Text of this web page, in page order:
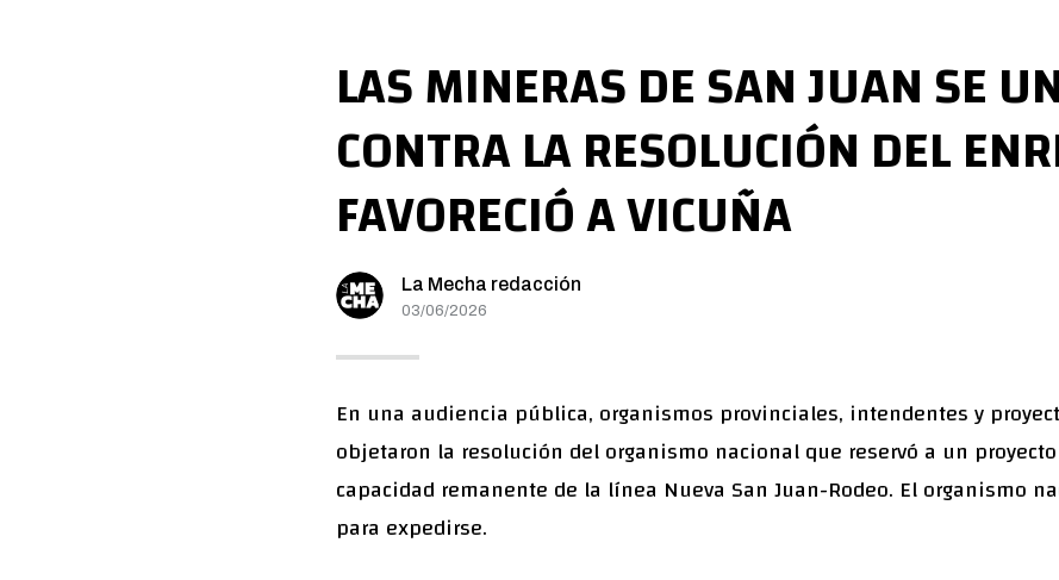
h
a
PERIODISMO DIGITAL
LAS MINERAS DE SAN JUAN SE
CONTRA LA RESOLUCIÓN DEL
FAVORECIÓ A VICUÑA
La Mecha redacción
03/06/2026
En una audiencia pública, organismos provinciales, intendentes y
objetaron la resolución del organismo nacional que reservó a un
capacidad remanente de la línea Nueva San Juan-Rodeo. El organismo
para expedirse.